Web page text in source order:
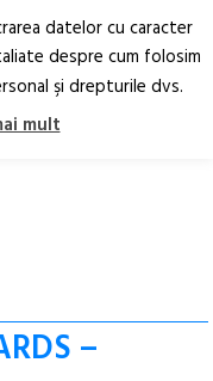
RO EN
–
datelor cu caracter
despre cum folosim
şi drepturile dvs.
mult